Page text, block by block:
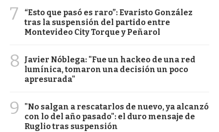
7
“Esto que pasó es raro”: Evaristo González
tras la suspensión del partido entre
Montevideo City Torque y Peñarol
8
Javier Nóblega: "Fue un hackeo de una red
lumínica, tomaron una decisión un poco
apresurada"
9
"No salgan a rescatarlos de nuevo, ya alcanzó
con lo del año pasado": el duro mensaje de
Ruglio tras suspensión